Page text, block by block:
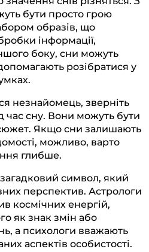
бути просто грою
образів, що
інформації,
боку, сни можуть
розібратися у
незнайомець, зверніть
час сну. Вони можуть бути
Якщо сни залишають
можливо, варто
глибше.
символ, який
перспектив. Астрологи
космічних енергій,
як знак змін або
а психологи вважають
аспектів особистості.